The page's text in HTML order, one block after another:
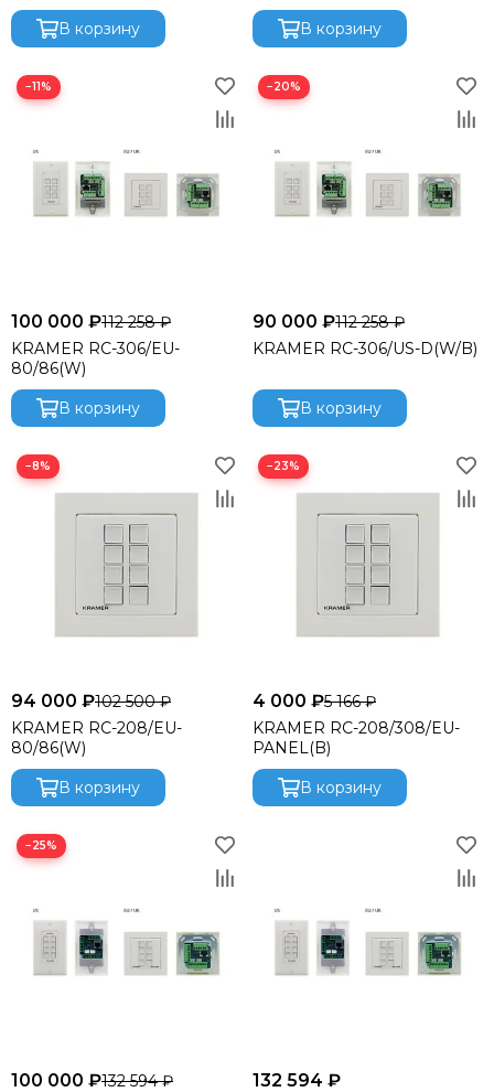
В корзину
В корзину
−11%
100 000 ₽112 258 ₽
KRAMER RC-306/EU-
80/86(W)
В корзину
−20%
90 000 ₽112 258 ₽
KRAMER RC-306/US-D(W/B)
В корзину
−8%
94 000 ₽102 500 ₽
KRAMER RC-208/EU-
80/86(W)
В корзину
−23%
4 000 ₽5 166 ₽
KRAMER RC-208/308/EU-
PANEL(B)
В корзину
−25%
100 000 ₽132 594 ₽
132 594 ₽